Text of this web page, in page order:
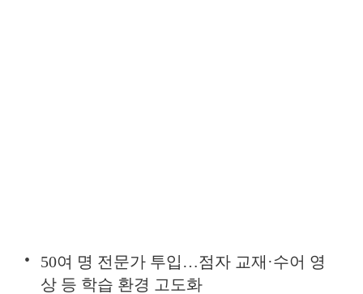
50여 명 전문가 투입…점자 교재·수어 영
상 등 학습 환경 고도화